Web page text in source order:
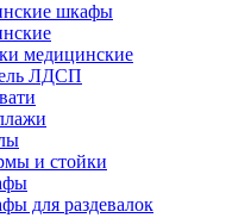
шкафы
медицинские
ЛДСП
и стойки
для раздевалок